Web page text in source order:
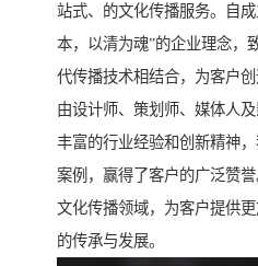
站式、的文化传播服务。自
本，以清为魂”的企业理念，
代传播技术相结合，为客户
由设计师、策划师、媒体人
丰富的行业经验和创新精神
案例，赢得了客户的广泛赞
文化传播领域，为客户提供
的传承与发展。